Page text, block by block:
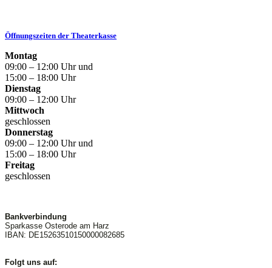
Öffnungszeiten der Theaterkasse
Montag
09:00 – 12:00 Uhr und
15:00 – 18:00 Uhr
Dienstag
09:00 – 12:00 Uhr
Mittwoch
geschlossen
Donnerstag
09:00 – 12:00 Uhr und
15:00 – 18:00 Uhr
Freitag
geschlossen
Bankverbindung
Sparkasse Osterode am Harz
IBAN: DE15263510150000082685
Folgt uns auf: